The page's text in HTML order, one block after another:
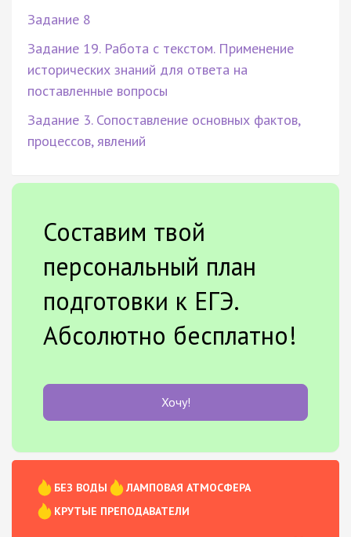
Задание 8
Задание 19. Работа с текстом. Применение
исторических знаний для ответа на
поставленные вопросы
Задание 3. Сопоставление основных фактов,
процессов, явлений
Составим твой
персональный план
подготовки к ЕГЭ.
Абсолютно бесплатно!
Хочу!
БЕЗ ВОДЫ
ЛАМПОВАЯ АТМОСФЕРА
КРУТЫЕ ПРЕПОДАВАТЕЛИ